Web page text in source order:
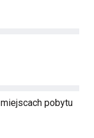
pobytu